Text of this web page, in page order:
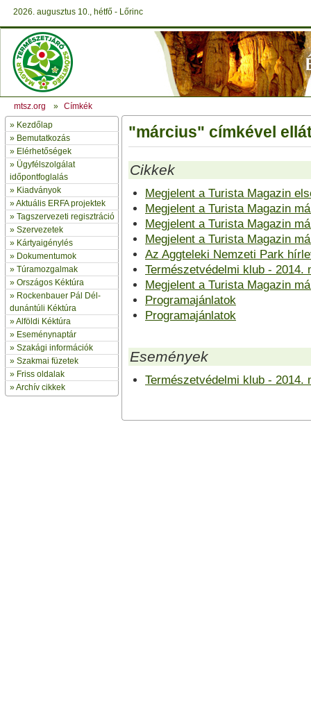
2026. augusztus 10., hétfő - Lőrinc
mtsz.org » Címkék
» Kezdőlap
» Bemutatkozás
» Elérhetőségek
» Ügyfélszolgálat
időpontfoglalás
» Kiadványok
»Aktuális ERFA projektek
» Tagszervezeti regisztráció
» Szervezetek
» Kártyaigénylés
» Dokumentumok
» Túramozgalmak
» Országos Kéktúra
» Rockenbauer Pál Dél-
dunántúli Kéktúra
»Alföldi Kéktúra
» Eseménynaptár
» Szakági információk
» Szakmai füzetek
» Friss oldalak
»Archív cikkek
"március" címkével
Cikkek
Megjelent a Turista Magazin
Megjelent a Turista Magazin
Megjelent a Turista Magazin
Megjelent a Turista Magazin
Az Aggteleki Nemzeti Park
Természetvédelmi klub - 2014.
Megjelent a Turista Magazin
Programajánlatok
Programajánlatok
Események
Természetvédelmi klub - 2014.